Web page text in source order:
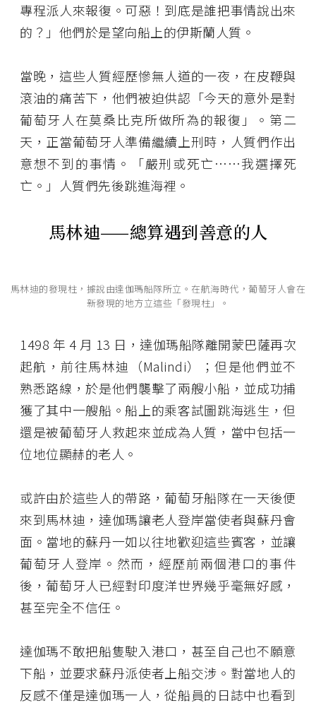
專程派人來報復。可惡！到底是誰把事情說出來
的？」他們於是望向船上的伊斯蘭人質。
當晚，這些人質經歷慘無人道的一夜，在皮鞭與
滾油的痛苦下，他們被迫供認「今天的意外是對
葡萄牙人在莫桑比克所做所為的報復」。第二
天，正當葡萄牙人準備繼續上刑時，人質們作出
意想不到的事情。「嚴刑或死亡……我選擇死
亡。」人質們先後跳進海裡。
馬林迪——總算遇到善意的人
馬林迪的發現柱，據說由達伽瑪船隊所立。在航海時代，葡萄牙人會在
新發現的地方立這些「發現柱」。
1498 年 4 月 13 日，達伽瑪船隊離開蒙巴薩再次
起航，前往馬林迪（Malindi）；但是他們並不
熟悉路線，於是他們襲擊了兩艘小船，並成功捕
獲了其中一艘船。船上的乘客試圖跳海逃生，但
還是被葡萄牙人救起來並成為人質，當中包括一
位地位顯赫的老人。
或許由於這些人的帶路，葡萄牙船隊在一天後便
來到馬林迪，達伽瑪讓老人登岸當使者與蘇丹會
面。當地的蘇丹一如以往地歡迎這些賓客，並讓
葡萄牙人登岸。然而，經歷前兩個港口的事件
後，葡萄牙人已經對印度洋世界幾乎毫無好感，
甚至完全不信任。
達伽瑪不敢把船隻駛入港口，甚至自己也不願意
下船，並要求蘇丹派使者上船交涉。對當地人的
反感不僅是達伽瑪一人，從船員的日誌中也看到